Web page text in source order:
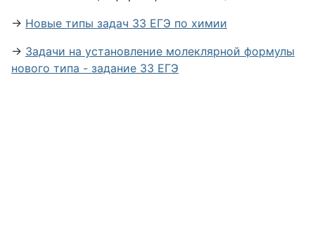
→ Новые типы задач 33 ЕГЭ по химии
→ Задачи на установление молеклярной формулы
нового типа - задание 33 ЕГЭ